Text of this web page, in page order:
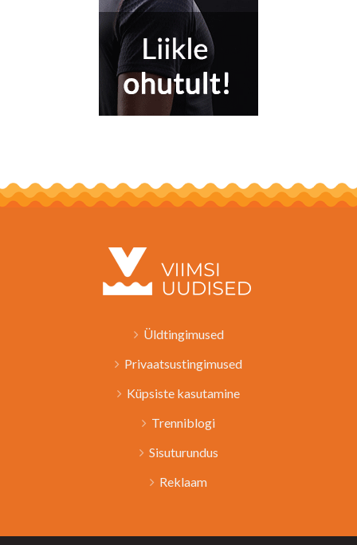
Üldtingimused
Privaatsustingimused
Küpsiste kasutamine
Trenniblogi
Sisuturundus
Reklaam